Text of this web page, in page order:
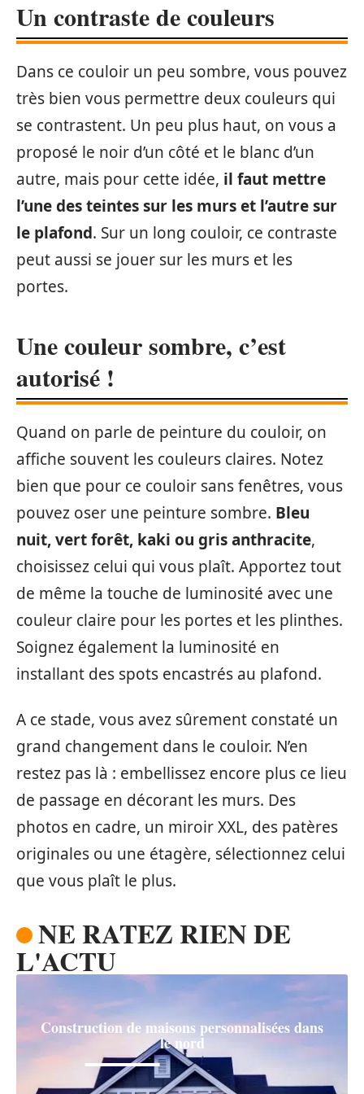
Un contraste de couleurs
Dans ce couloir un peu sombre, vous pouvez
très bien vous permettre deux couleurs qui
se contrastent. Un peu plus haut, on vous a
proposé le noir d’un côté et le blanc d’un
autre, mais pour cette idée, il faut mettre
l’une des teintes sur les murs et l’autre sur
le plafond. Sur un long couloir, ce contraste
peut aussi se jouer sur les murs et les
portes.
Une couleur sombre, c’est
autorisé !
Quand on parle de peinture du couloir, on
affiche souvent les couleurs claires. Notez
bien que pour ce couloir sans fenêtres, vous
pouvez oser une peinture sombre. Bleu
nuit, vert forêt, kaki ou gris anthracite,
choisissez celui qui vous plaît. Apportez tout
de même la touche de luminosité avec une
couleur claire pour les portes et les plinthes.
Soignez également la luminosité en
installant des spots encastrés au plafond.
A ce stade, vous avez sûrement constaté un
grand changement dans le couloir. N’en
restez pas là : embellissez encore plus ce lieu
de passage en décorant les murs. Des
photos en cadre, un miroir XXL, des patères
originales ou une étagère, sélectionnez celui
que vous plaît le plus.
NE RATEZ RIEN DE
L'ACTU
Construction de maisons personnalisées dans
le nord